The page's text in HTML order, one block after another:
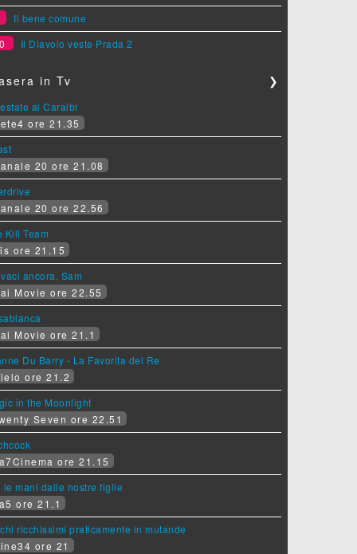
Il bene comune
Il Diavolo veste Prada 2
in Tv ❯
ai Caraibi
ore 21.35
20 ore 21.08
20 ore 22.56
Kill Team
ore 21.15
ancora, Sam
Movie ore 22.55
Movie ore 21.1
Du Barry - La Favorita del Re
ore 21.2
in the Moonlight
Seven ore 22.51
ore 21.15
le mani dalle nostre figlie
ore 21.1
ricchissimi praticamente in mutande
ore 21